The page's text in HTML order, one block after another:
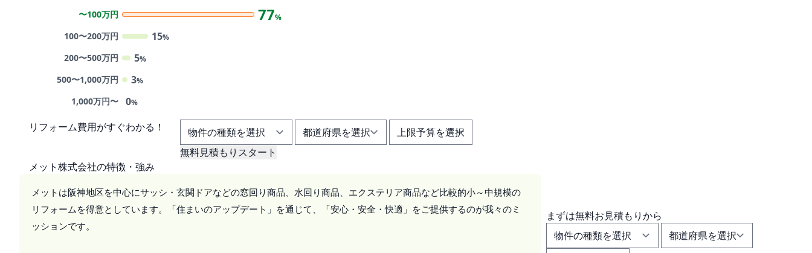
〜100万円 77%
100〜200万円 15%
200〜500万円 5%
500〜1,000万円 3%
1,000万円〜 0%
リフォーム費用がすぐわかる！
無料見積もりスタート
メット株式会社の特徴・強み
メットは阪神地区を中心にサッシ・玄関ドアなどの窓回り商品、水回り商品、エクステリア商品など比較的小～中規模の
リフォームを得意としています。「住まいのアップデート」を通じて、「安心・安全・快適」をご提供するのが我々のミ
ッションです。
まずは無料お見積もりから